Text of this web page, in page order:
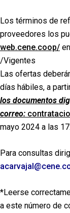
Los términos de
proveedores los
web.cene.coop/
/Vigentes
Las ofertas
días hábiles, a
los documentos
correo:
mayo 2024 a las
Para consultas
*Leerse
a este número de